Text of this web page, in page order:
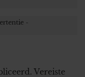
Vereiste